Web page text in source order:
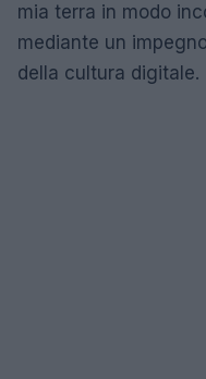
mia terra in modo
mediante un
della cultura digitale.